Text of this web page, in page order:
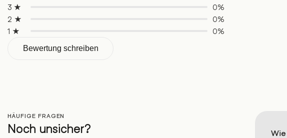
3 ★
0%
2 ★
0%
1 ★
0%
Bewertung schreiben
HÄUFIGE FRAGEN
Noch unsicher?